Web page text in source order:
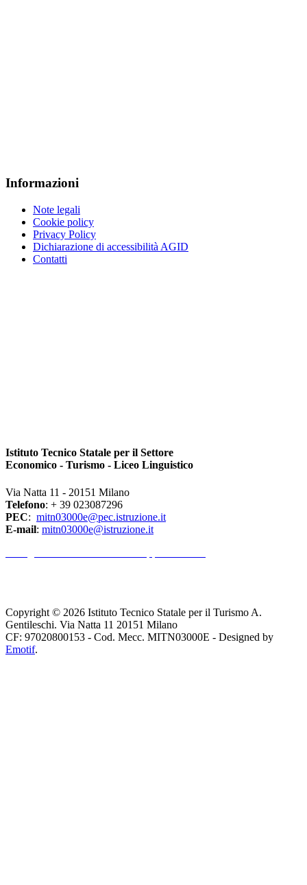
Informazioni
Note legali
Cookie policy
Privacy Policy
Dichiarazione di accessibilità AGID
Contatti
Istituto Tecnico Statale per il Settore
Economico - Turismo - Liceo Linguistico
Via Natta 11 - 20151 Milano
Telefono: + 39 023087296
PEC: mitn03000e@pec.istruzione.it
E-mail: mitn03000e@istruzione.it
Copyright © 2026 Istituto Tecnico Statale per il Turismo A.
Gentileschi. Via Natta 11 20151 Milano
CF: 97020800153 - Cod. Mecc. MITN03000E - Designed by
Emotif.